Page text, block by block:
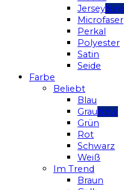
Jersey
Microfaser
Perkal
Polyester
Satin
Seide
Farbe
Beliebt
Blau
Grau
Grün
Rot
Schwarz
Weiß
Im Trend
Braun